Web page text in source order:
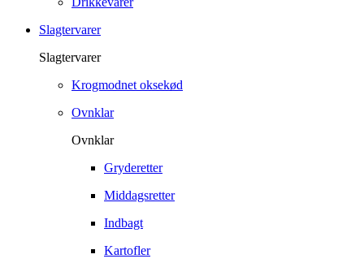
Slagtervarer
Slagtervarer
Krogmodnet oksekød
Ovnklar
Ovnklar
Gryderetter
Middagsretter
Indbagt
Kartofler